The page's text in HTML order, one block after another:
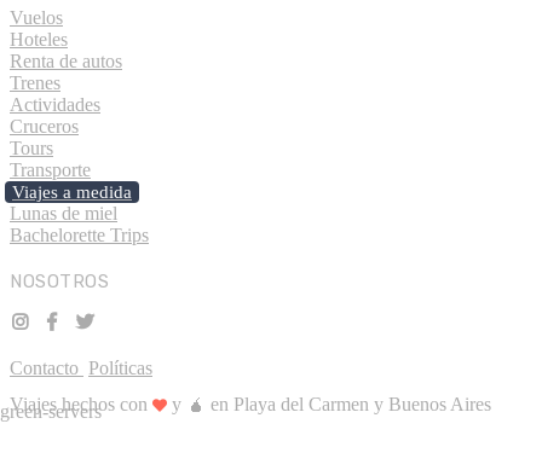
Vuelos
Hoteles
Renta de autos
Trenes
Actividades
Cruceros
Tours
Transporte
Viajes a medida
Lunas de miel
Bachelorette Trips
NOSOTROS
Contacto Políticas
Viajes hechos con
y 🧉 en Playa del Carmen y Buenos Aires